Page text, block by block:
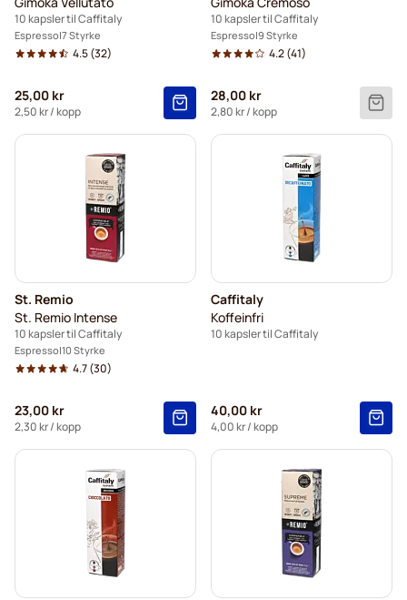
10 kapsler til Caffitaly
Espresso 7 Styrke
4.5(32)
25,00 kr
2,50 kr/ kopp
10 kapsler til Caffitaly
Espresso 9 Styrke
4.2(41)
28,00 kr
2,80 kr/ kopp
St. Remio
St. Remio Intense
10 kapsler til Caffitaly
Espresso 10 Styrke
4.7(30)
23,00 kr
2,30 kr/ kopp
Caffitaly
Koffeinfri
10 kapsler til Caffitaly
40,00 kr
4,00 kr/ kopp